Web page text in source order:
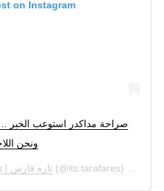
on Instagram
صراحة مداكدر استوعب الخبر ..
ونحن
Tara Fares | تاره فارس (@its.tarafares) on